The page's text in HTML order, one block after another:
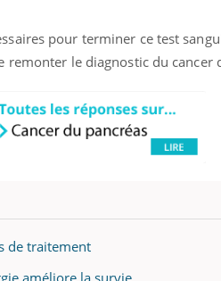
pour terminer ce test
le diagnostic du cancer
de traitement